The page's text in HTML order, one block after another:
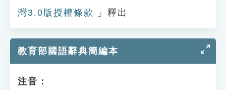
灣3.0版授權條款
」釋出
教育部國語辭典簡編本
注音：